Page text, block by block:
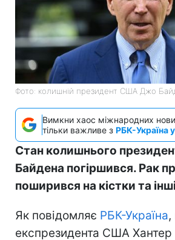
Фото: колишній президент США Джо
Вимкни хаос міжнародних
тільки важливе з РБК-Україна
Стан колишнього
Байдена погіршився. Рак
поширився на кістки та
Як повідомляє РБК-Україна
експрезидента США